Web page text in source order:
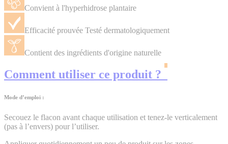
Convient à l'hyperhidrose plantaire
Efficacité prouvée Testé dermatologiquement
Contient des ingrédients d'origine naturelle
Comment utiliser ce produit ?
Mode d’emploi :
Secouez le flacon avant chaque utilisation et tenez-le verticalement
(pas à l’envers) pour l’utiliser.